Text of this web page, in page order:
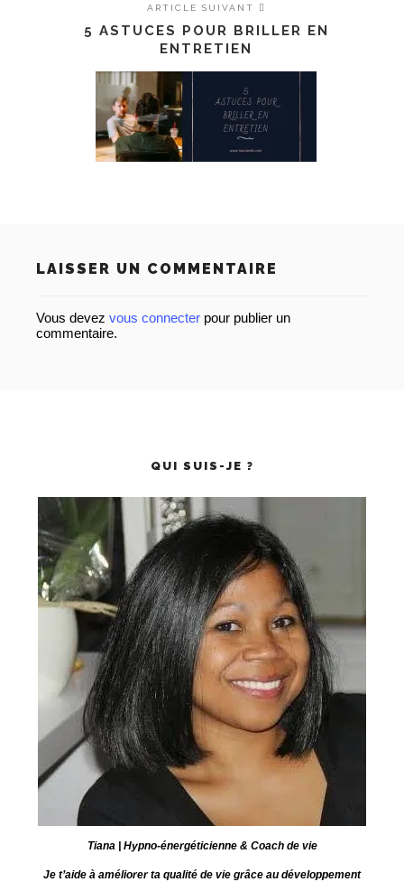
ARTICLE SUIVANT
5 ASTUCES POUR BRILLER EN
ENTRETIEN
LAISSER UN COMMENTAIRE
Vous devez vous connecter pour publier un
commentaire.
QUI SUIS-JE ?
Tiana | Hypno-énergéticienne & Coach de vie
Je t’aide à améliorer ta qualité de vie grâce au développement